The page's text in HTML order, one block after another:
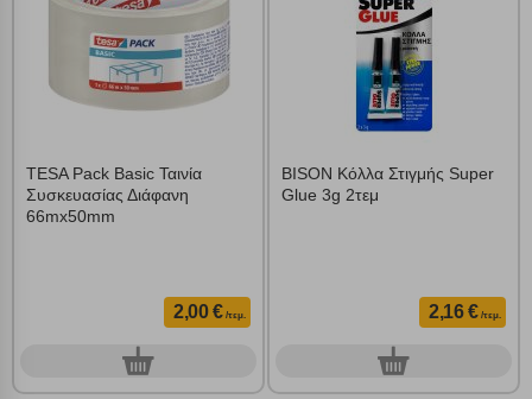
TESA Pack Basic Ταινία
Συσκευασίας Διάφανη
66mx50mm
2,00 € /τεμ.
0τεμ.
BISON Κόλλα Στιγμής Super
Glue 3g 2τεμ
2,16 € /τεμ.
0τεμ.